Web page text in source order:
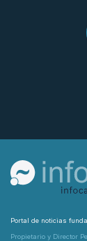
Portal de noticias
Propietario y Director